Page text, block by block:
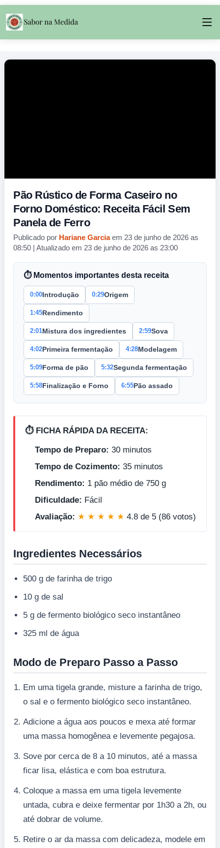
Pão Rústico de Forma Caseiro no
Forno Doméstico: Receita Fácil Sem
Panela de Ferro
Publicado por Hariane Garciaem 23 de junho de 2026 as
08:50 | Atualizado em 23 de junho de 2026 as 23:00
⏱ Momentos importantes desta receita
0:00 Introdução 0:29Origem
1:45 Rendimento
2:01Mistura dos ingredientes 2:59Sova
4:02 Primeira fermentação 4:28Modelagem
5:09 Forma de pão 5:32Segunda fermentação
5:58 Finalização e Forno 6:55 Pão assado
⏱️ FICHA RÁPIDA DA RECEITA:
Tempo de Preparo: 30 minutos
Tempo de Cozimento: 35 minutos
Rendimento: 1 pão médio de 750 g
Dificuldade: Fácil
Avaliação: ★ ★ ★ ★ ★ 4.8 de 5 (86 votos)
Ingredientes Necessários
500 g de farinha de trigo
10 g de sal
5 g de fermento biológico seco instantâneo
325 ml de água
Modo de Preparo Passo a Passo
Em uma tigela grande, misture a farinha de trigo,
o sal e o fermento biológico seco instantâneo.
Adicione a água aos poucos e mexa até formar
uma massa homogênea e levemente pegajosa.
Sove por cerca de 8 a 10 minutos, até a massa
ficar lisa, elástica e com boa estrutura.
Coloque a massa em uma tigela levemente
untada, cubra e deixe fermentar por 1h30 a 2h, ou
até dobrar de volume.
Retire o ar da massa com delicadeza, modele em